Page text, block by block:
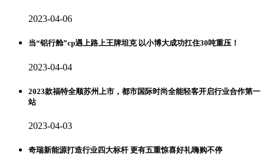
2023-04-06
当“铝行舱”cp遇上路上王牌坦克 以小博大成功扛住30吨重压！
2023-04-04
2023款福特全顺苏州上市，都市国际时尚全能轻客开启行业合作第一
站
2023-04-03
奇瑞新能源打造行业四大标杆 更有五重惊喜好礼嗨购不停